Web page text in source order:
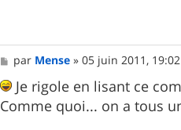
M
e
s
s
a
par Mense »05 juin 2011, 19:02
Je rigole en lisant ce
Comme quoi... on a tous